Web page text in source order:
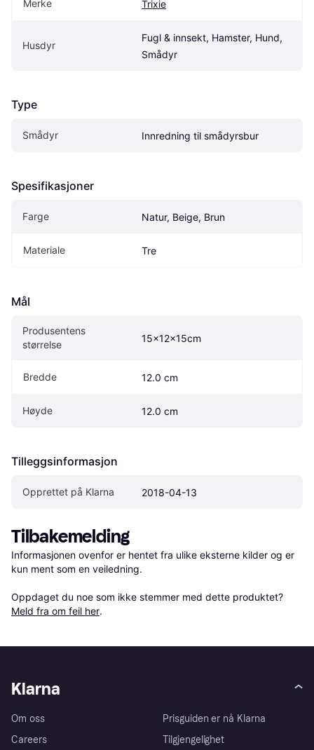
Merke Trixie
Husdyr
Fugl & innsekt, Hamster, Hund,
Smådyr
Type
Smådyr Innredning til smådyrsbur
Spesifikasjoner
Farge Natur, Beige, Brun
Materiale Tre
Mål
Produsentens
størrelse
15x12x15cm
Bredde 12.0 cm
Høyde 12.0 cm
Tilleggsinformasjon
Opprettet på Klarna 2018-04-13
Tilbakemelding
Informasjonen ovenfor er hentet fra ulike eksterne kilder og er
kun ment som en veiledning.
Oppdaget du noe som ikke stemmer med dette produktet?
Meld fra om feil her.
Klarna
Om oss
Careers
Prisguiden er nå Klarna
Tilgjengelighet